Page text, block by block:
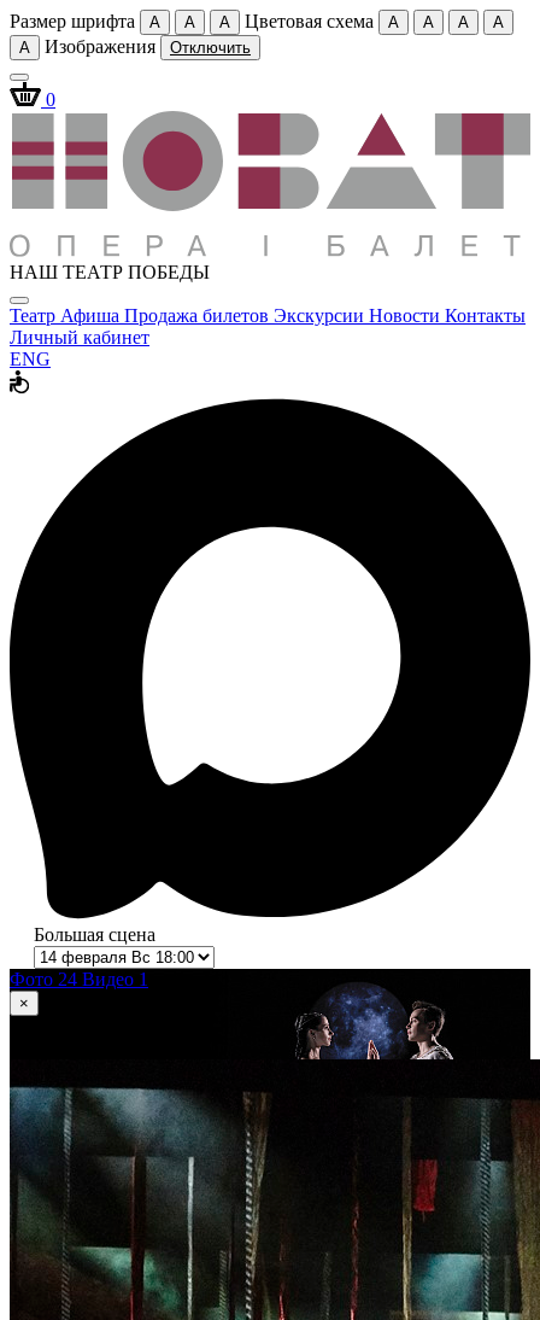
Размер шрифта A A A Цветовая схема A A A
A
A
Изображения Отключить
0
НАШ ТЕАТР ПОБЕДЫ
Театр Афиша Продажа билетов Экскурсии Новости Контакты
Личный кабинет
ENG
Большая сцена
Фото 24 Видео 1
×